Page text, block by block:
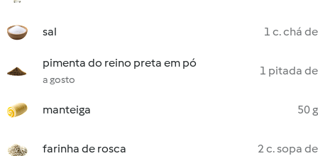
sal 1 c. chá de
pimenta do reino preta em pó
a gosto
1 pitada de
manteiga 50 g
farinha de rosca
2 c. sopa de